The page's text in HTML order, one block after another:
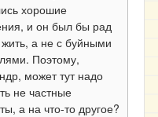
хорошие
и он был бы рад
а не с буйными
Поэтому,
может тут надо
не частные
а на что-то другое?